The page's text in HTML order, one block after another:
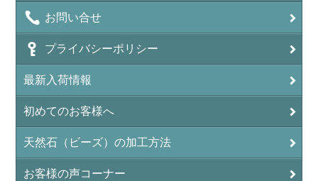
アンフィボールインクォーツ(Amphibole)
アンフィボールロック/角閃岩（Amphibole ）
イーグルアイ（EagleEye）
インカローズ（ロードクロサイト/Rhodochrosite）
インディアンアゲート(Indian Agate)
エメラルド(emerald/翠玉)
お問い合せ
プライバシーポリシー
最新入荷情報
初めてのお客様へ
天然石（ビーズ）の加工方法
お客様の声コーナー